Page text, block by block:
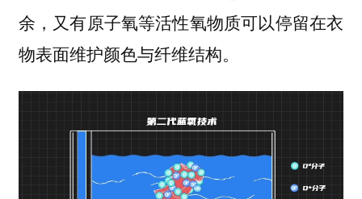
余，又有原子氧等活性氧物质可以停留在衣
物表面维护颜色与纤维结构。